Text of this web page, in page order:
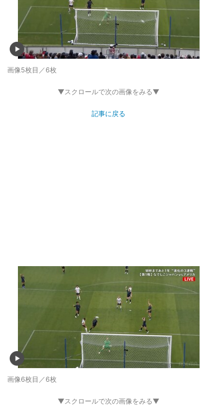
画像5枚目／6枚
▼スクロールで次の画像をみる▼
記事に戻る
画像6枚目／6枚
▼スクロールで次の画像をみる▼